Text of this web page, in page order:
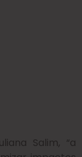
Salim, “a